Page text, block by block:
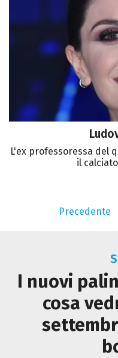
L'ex professoressa del
il
Precedente
I nuovi
cosa